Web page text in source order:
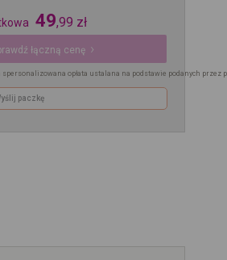
49,99 zł
łączną cenę
spersonalizowana opłata ustalana na podstawie podanych przez
paczkę